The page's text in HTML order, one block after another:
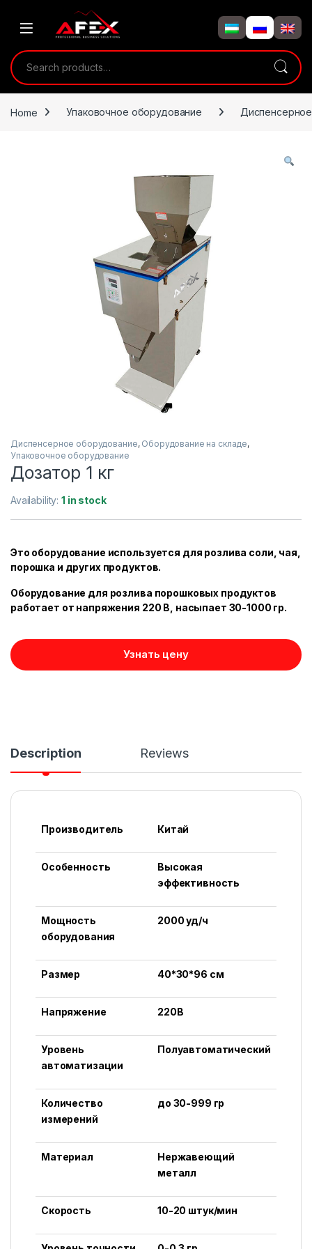
Search for:
Home Упаковочное оборудование
Диспенсерное оборудование, Оборудование на складе,
Упаковочное оборудование
Дозатор 1 кг
Availability:1 in stock
Это оборудование используется для розлива соли, чая,
порошка и других продуктов.
Оборудование для розлива порошковых продуктов
работает от напряжения 220 В, насыпает 30-1000 гр.
Узнать цену
Description Reviews
Производитель Китай
Особенность
Высокая
эффективность
Мощность
оборудования
2000 уд/ч
Размер 40*30*96 см
Напряжение 220В
Уровень
автоматизации
Полуавтоматический
Количество
измерений
до 30-999 гр
Материал
Нержавеющий
металл
Скорость 10-20 штук/мин